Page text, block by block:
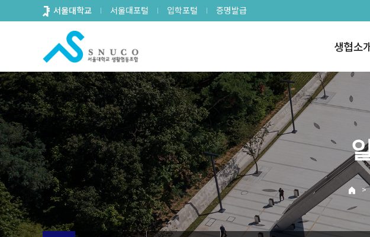
로
뉴
서울대학교 서울대포털 입학포털 증명발급
생협소
>